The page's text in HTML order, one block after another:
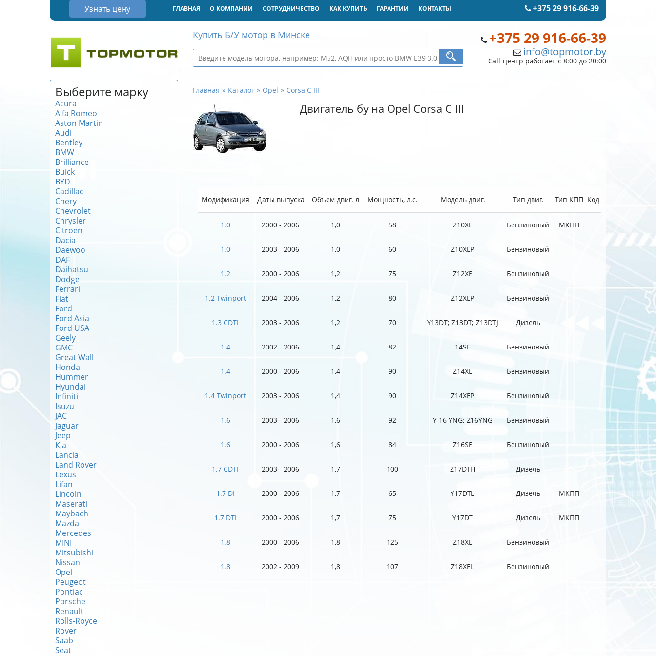
Узнать цену +375 29 916-66-39
ГЛАВНАЯ О КОМПАНИИ СОТРУДНИЧЕСТВО КАК КУПИТЬ ГАРАНТИИ КОНТАКТЫ
+375 29 916-66-39
info@topmotor.by
Call-центр работает с 8:00 до 20:00
Купить Б/У мотор в Минске
Выберите марку
Acura
Alfa Romeo
Aston Martin
Audi
Bentley
BMW
Brilliance
Buick
BYD
Cadillac
Chery
Chevrolet
Chrysler
Citroen
Dacia
Daewoo
DAF
Daihatsu
Dodge
Ferrari
Fiat
Ford
Ford Asia
Ford USA
Geely
GMC
Great Wall
Honda
Hummer
Hyundai
Infiniti
Isuzu
JAC
Jaguar
Jeep
Kia
Lancia
Land Rover
Lexus
Lifan
Lincoln
Maserati
Maybach
Mazda
Mercedes
MINI
Mitsubishi
Nissan
Opel
Peugeot
Pontiac
Porsche
Renault
Rolls-Royce
Rover
Saab
Seat
Главная Каталог Opel Corsa C III
Двигатель бу на Opel Corsa C III
Модификация Даты выпуска Объем двиг. л Мощность, л.с. Модель двиг. Тип двиг. Тип КПП Код
1.0 2000 - 2006 1,0 58 Z10XE Бензиновый МКПП
1.0 2003 - 2006 1,0 60 Z10XEP Бензиновый
1.2 2000 - 2006 1,2 75 Z12XE Бензиновый
1.2 Twinport 2004 - 2006 1,2 80 Z12XEP Бензиновый
1.3 CDTI 2003 - 2006 1,2 70 Y13DT; Z13DT; Z13DTJ Дизель
1.4 2002 - 2006 1,4 82 14SE Бензиновый
1.4 2000 - 2006 1,4 90 Z14XE Бензиновый
1.4 Twinport 2003 - 2006 1,4 90 Z14XEP Бензиновый
1.6 2003 - 2006 1,6 92 Y 16 YNG; Z16YNG Бензиновый
1.6 2000 - 2006 1,6 84 Z16SE Бензиновый
1.7 CDTI 2003 - 2006 1,7 100 Z17DTH Дизель
1.7 DI 2000 - 2006 1,7 65 Y17DTL Дизель МКПП
1.7 DTI 2000 - 2006 1,7 75 Y17DT Дизель МКПП
1.8 2000 - 2006 1,8 125 Z18XE Бензиновый
1.8 2002 - 2009 1,8 107 Z18XEL Бензиновый